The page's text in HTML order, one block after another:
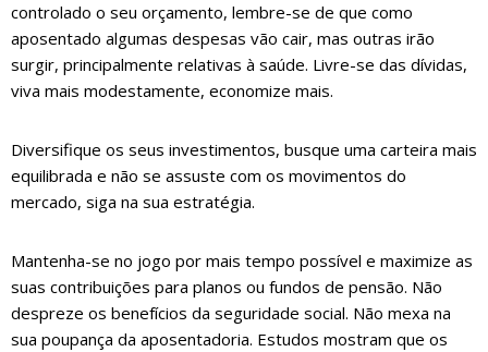
controlado o seu orçamento, lembre-se de que como
aposentado algumas despesas vão cair, mas outras irão
surgir, principalmente relativas à saúde. Livre-se das dívidas,
viva mais modestamente, economize mais.
Diversifique os seus investimentos, busque uma carteira mais
equilibrada e não se assuste com os movimentos do
mercado, siga na sua estratégia.
Mantenha-se no jogo por mais tempo possível e maximize as
suas contribuições para planos ou fundos de pensão. Não
despreze os benefícios da seguridade social. Não mexa na
sua poupança da aposentadoria. Estudos mostram que os